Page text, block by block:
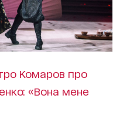
Комаров про
«Вона мене